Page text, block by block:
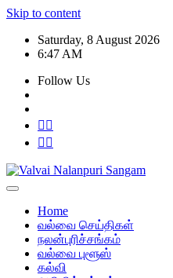
Skip to content
Saturday, 8 August 2026
6:47 AM
Follow Us
Home
வல்வை செய்திகள்
நலன்புரிச்சங்கம்
வல்வை புளூஸ்
கல்வி